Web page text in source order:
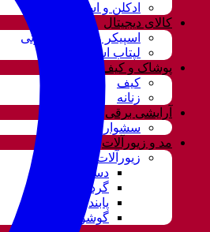
ادکلن و اسپری
کالای دیجیتال
اسپیکر و سیستم صوتی
لپتاب استوک
پوشاک و کیف
کیف
زنانه
آرایشی برقی
سشوار
مد و زیورآلات
زیورآلات و بدلیجات
دستبند
گردنبند و ست
پابند
گوشواره